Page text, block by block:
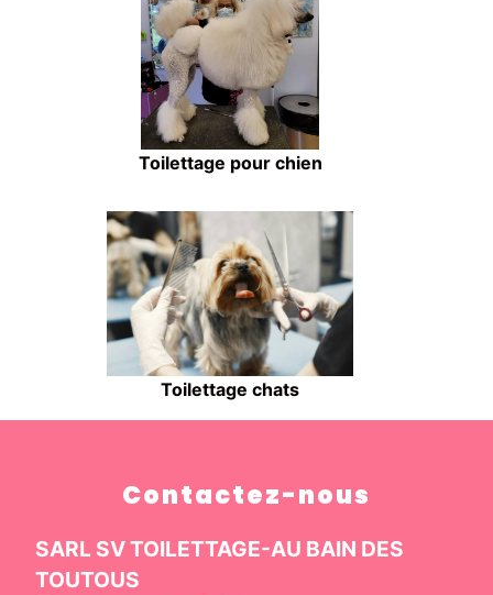
Toilettage pour chien
Toilettage chats
Contactez-nous
SARL SV TOILETTAGE-AU BAIN DES
TOUTOUS